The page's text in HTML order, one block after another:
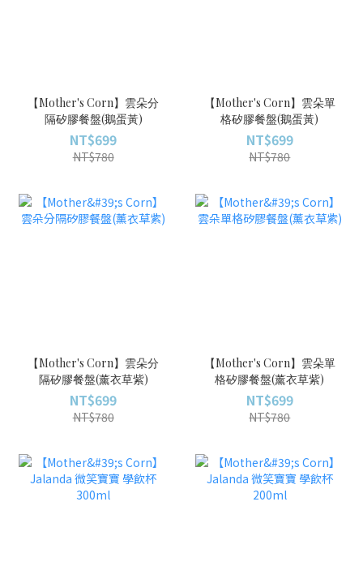
【Mother's Corn】雲朵分
隔矽膠餐盤(鵝蛋黃)
NT$699
NT$780
【Mother's Corn】雲朵單
格矽膠餐盤(鵝蛋黃)
NT$699
NT$780
【Mother's Corn】雲朵分
隔矽膠餐盤(薰衣草紫)
NT$699
NT$780
【Mother's Corn】雲朵單
格矽膠餐盤(薰衣草紫)
NT$699
NT$780